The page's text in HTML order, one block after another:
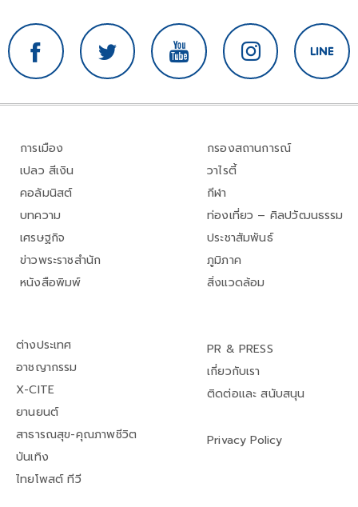
การเมือง
เปลว สีเงิน
คอลัมนิสต์
บทความ
เศรษฐกิจ
ข่าวพระราชสำนัก
หนังสือพิมพ์
กรองสถานการณ์
วาไรตี้
กีฬา
ท่องเที่ยว – ศิลปวัฒนธรรม
ประชาสัมพันธ์
ภูมิภาค
สิ่งแวดล้อม
ต่างประเทศ
อาชญากรรม
X-CITE
ยานยนต์
สาธารณสุข-คุณภาพชีวิต
บันเทิง
ไทยโพสต์ ทีวี
PR & PRESS
เกี่ยวกับเรา
ติดต่อและ สนับสนุน
Privacy Policy